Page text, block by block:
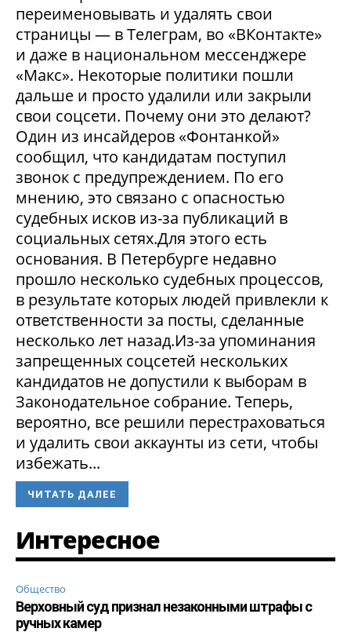
переименовывать и удалять свои
страницы — в Телеграм, во «ВКонтакте»
и даже в национальном мессенджере
«Макс». Некоторые политики пошли
дальше и просто удалили или закрыли
свои соцсети. Почему они это делают?
Один из инсайдеров «Фонтанкой»
сообщил, что кандидатам поступил
звонок с предупреждением. По его
мнению, это связано с опасностью
судебных исков из-за публикаций в
социальных сетях.Для этого есть
основания. В Петербурге недавно
прошло несколько судебных процессов,
в результате которых людей привлекли к
ответственности за посты, сделанные
несколько лет назад.Из-за упоминания
запрещенных соцсетей нескольких
кандидатов не допустили к выборам в
Законодательное собрание. Теперь,
вероятно, все решили перестраховаться
и удалить свои аккаунты из сети, чтобы
избежать...
ЧИТАТЬ ДАЛЕЕ
Интересное
Общество
Верховный суд признал незаконными штрафы с
ручных камер